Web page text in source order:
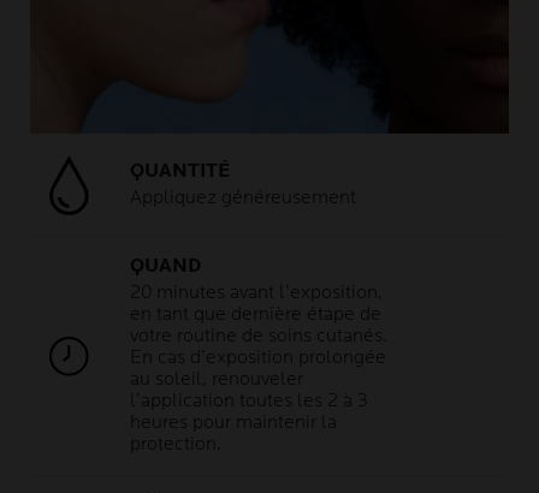
QUANTITÉ
Appliquez généreusement
QUAND
20 minutes avant l’exposition,
en tant que dernière étape de
votre routine de soins cutanés.
En cas d’exposition prolongée
au soleil, renouveler
l’application toutes les 2 à 3
heures pour maintenir la
protection.